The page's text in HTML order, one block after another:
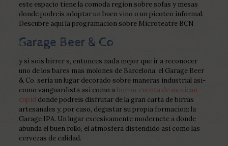
este espacio tiene la comoda region sobre sofas y mesas
donde podreis adoptar un buen vino o un picoteo informal.
Descubre aqui la programacion sobre Microteatre BCN
Garage Beer & Co
y si sois birrer s, entonces nada mejor que ir a reconocer
uno de los bares mas molones de Barcelona: el Garage Beer
& Co. seri­a un lugar decorado sobre maneras industrial asi­
como vanguardista asi­ como aborrar cuenta de mexican
cupid donde podreis disfrutar de la gran carta de birras
artesanales y, por caso, degustar su propia formacion: la
Garage IPA. Un lugar excesivamente modernete a donde
abunda el buen rollo, el atmosfera distendido asi­ como las
cervezas de calidad.